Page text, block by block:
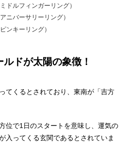
ドルフィンガーリング）
ニバーサリーリング）
ンキーリング）
ドが太陽の象徴！
てくるとされており、東南が「吉方
位で1日のスタートを意味し、運気の
入ってくる玄関であるとされていま